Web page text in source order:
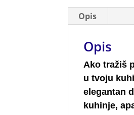
Opis
Opis
Ako tražiš
u tvoju
elegantan
kuhinje,